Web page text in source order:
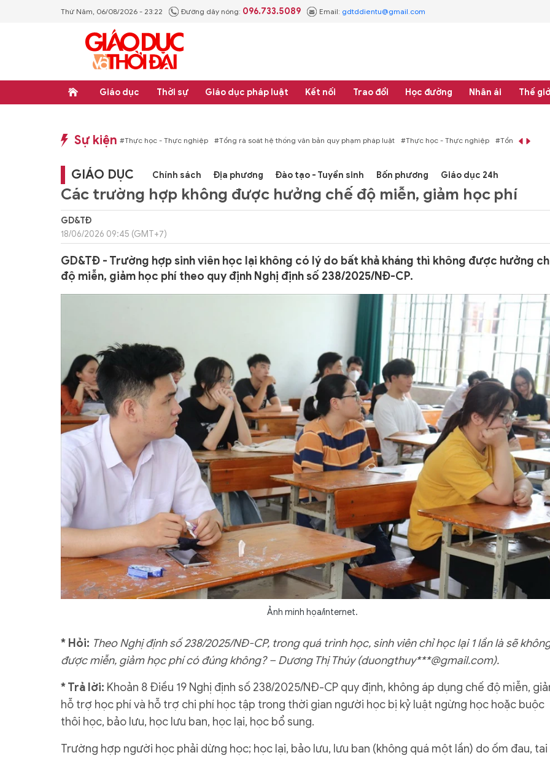
Thứ Năm, 06/08/2026 - 23:22 Đường dây nóng: 096.733.5089 Email: gdtddientu@gmail.com
Giáo dục Thời sự Giáo dục pháp luật Kết nối Trao đổi Học đường Nhân ái Thế
Sự kiện
quy phạm pháp luật #Thực học - Thực nghiệp #Tổng rà soát hệ thống văn bản quy phạm pháp luật #Thực học - Thực nghiệp #Tổng rà soát hệ
GIÁO DỤC Chính sách Địa phương Đào tạo - Tuyển sinh Bốn phương Giáo dục 24h
Các trường hợp không được hưởng chế độ miễn, giảm học phí
GD&TĐ
18/06/2026 09:45 (GMT+7)
GD&TĐ - Trường hợp sinh viên học lại không có lý do bất khả kháng thì không được hưởng
độ miễn, giảm học phí theo quy định Nghị định số 238/2025/NĐ-CP.
Ảnh minh họa/internet.
* Hỏi: Theo Nghị định số 238/2025/NĐ-CP, trong quá trình học, sinh viên chỉ học lại 1 lần là sẽ
được miễn, giảm học phí có đúng không? – Dương Thị Thúy (duongthuy***@gmail.com).
* Trả lời: Khoản 8 Điều 19 Nghị định số 238/2025/NĐ-CP quy định, không áp dụng chế độ miễn,
hỗ trợ học phí và hỗ trợ chi phí học tập trong thời gian người học bị kỷ luật ngừng học hoặc buộc
thôi học, bảo lưu, học lưu ban, học lại, học bổ sung.
Trường hợp người học phải dừng học; học lại, bảo lưu, lưu ban (không quá một lần) do ốm đau, tai